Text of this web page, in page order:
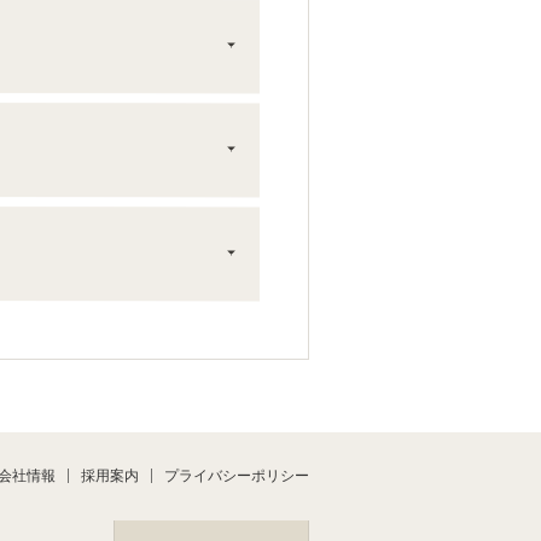
社情報 採用案内 プライバシーポリシー